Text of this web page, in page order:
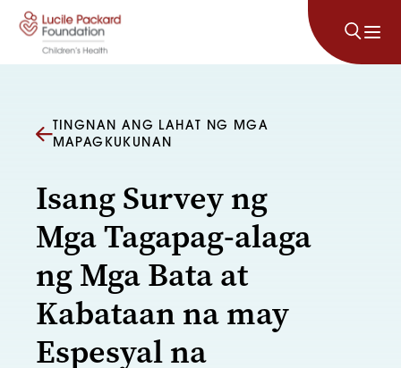
Lumaktaw sa nilalaman
TINGNAN ANG LAHAT NG MGA
MAPAGKUKUNAN
Isang Survey ng
Mga Tagapag-alaga
ng Mga Bata at
Kabataan na may
Espesyal na